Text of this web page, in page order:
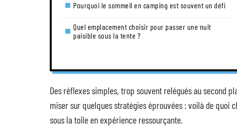
Pourquoi le sommeil en camping est souvent un défi
Quel emplacement choisir pour passer une nuit
paisible sous la tente ?
Des réflexes simples, trop souvent relégués au second
miser sur quelques stratégies éprouvées : voilà de quoi
sous la toile en expérience ressourçante.